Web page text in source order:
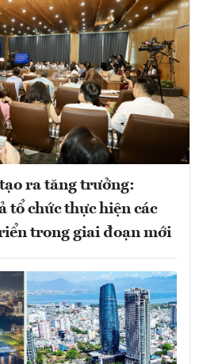
ra tăng trưởng:
tổ chức thực hiện các
trong giai đoạn mới